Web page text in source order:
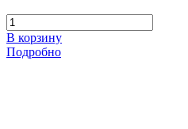
В корзину
Подробно